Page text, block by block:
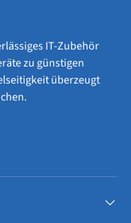
IT-Zubehör
zu günstigen
überzeugt